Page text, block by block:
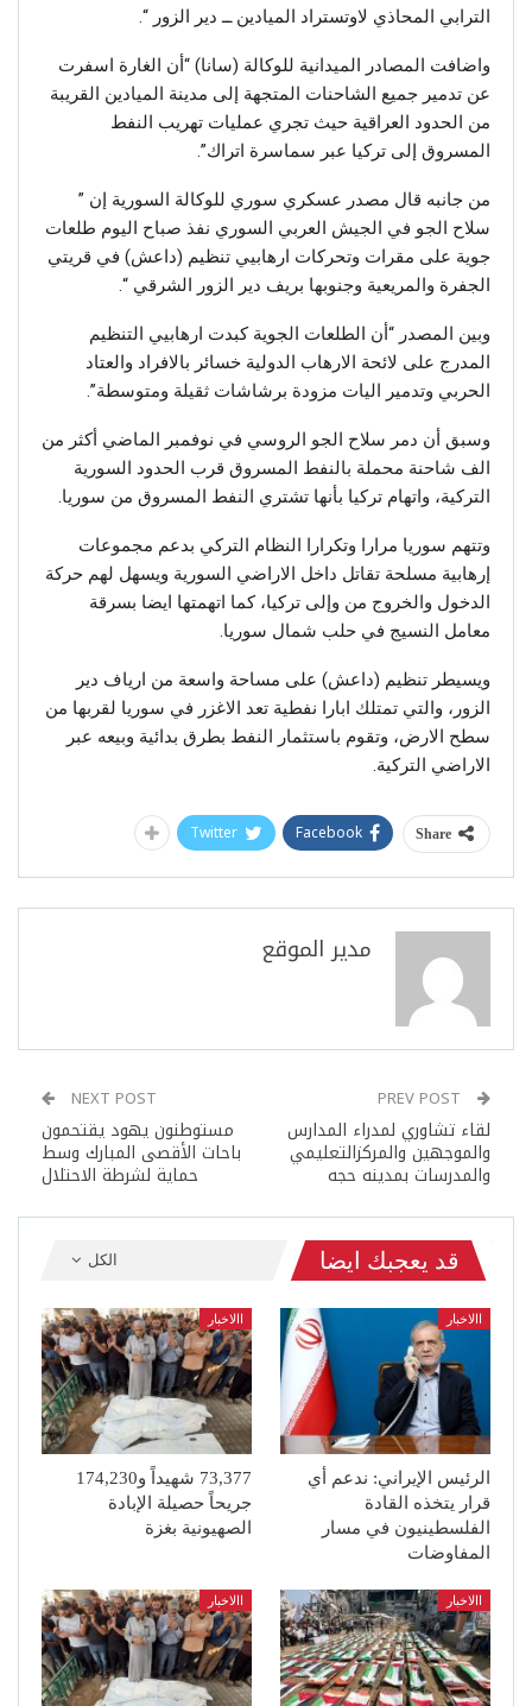
الترابي المحاذي لاوتستراد الميادين ــ دير الزور “.
واضافت المصادر الميدانية للوكالة (سانا) “أن الغارة اسفرت
عن تدمير جميع الشاحنات المتجهة إلى مدينة الميادين القريبة
من الحدود العراقية حيث تجري عمليات تهريب النفط
المسروق إلى تركيا عبر سماسرة اتراك”.
من جانبه قال مصدر عسكري سوري للوكالة السورية إن ”
سلاح الجو في الجيش العربي السوري نفذ صباح اليوم طلعات
جوية على مقرات وتحركات ارهابيي تنظيم (داعش) في قريتي
الجفرة والمريعية وجنوبها بريف دير الزور الشرقي “.
وبين المصدر “أن الطلعات الجوية كبدت ارهابيي التنظيم
المدرج على لائحة الارهاب الدولية خسائر بالافراد والعتاد
الحربي وتدمير اليات مزودة برشاشات ثقيلة ومتوسطة”.
وسبق أن دمر سلاح الجو الروسي في نوفمبر الماضي أكثر من
الف شاحنة محملة بالنفط المسروق قرب الحدود السورية
التركية، واتهام تركيا بأنها تشتري النفط المسروق من سوريا.
وتتهم سوريا مرارا وتكرارا النظام التركي بدعم مجموعات
إرهابية مسلحة تقاتل داخل الاراضي السورية ويسهل لهم حركة
الدخول والخروج من وإلى تركيا، كما اتهمتها ايضا بسرقة
معامل النسيج في حلب شمال سوريا.
ويسيطر تنظيم (داعش) على مساحة واسعة من ارياف دير
الزور، والتي تمتلك ابارا نفطية تعد الاغزر في سوريا لقربها من
سطح الارض، وتقوم باستثمار النفط بطرق بدائية وبيعه عبر
الاراضي التركية.
Share
Facebook
Twitter
مدير الموقع
لقاء تشاوري لمدراء المدارس
والموجهين والمركزالتعليمي
والمدرسات بمدينه حجه
NEXT POST
مستوطنون يهود يقتحمون
باحات الأقصى المبارك وسط
حماية لشرطة الاحتلال
الكل قد يعجبك ايضا
االاخبار
الرئيس الإيراني: ندعم أي
قرار يتخذه القادة
الفلسطينيون في مسار
المفاوضات
االاخبار
73,377 شهيداً و174,230
جريحاً حصيلة الإبادة
الصهيونية بغزة
االاخبار االاخبار